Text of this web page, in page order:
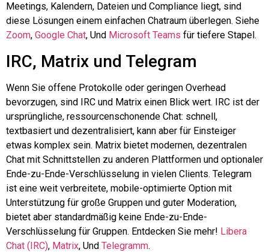
Meetings, Kalendern, Dateien und Compliance liegt, sind
diese Lösungen einem einfachen Chatraum überlegen. Siehe
Zoom, Google Chat, Und Microsoft Teams für tiefere Stapel.
IRC, Matrix und Telegram
Wenn Sie offene Protokolle oder geringen Overhead
bevorzugen, sind IRC und Matrix einen Blick wert. IRC ist der
ursprüngliche, ressourcenschonende Chat: schnell,
textbasiert und dezentralisiert, kann aber für Einsteiger
etwas komplex sein. Matrix bietet modernen, dezentralen
Chat mit Schnittstellen zu anderen Plattformen und optionaler
Ende-zu-Ende-Verschlüsselung in vielen Clients. Telegram
ist eine weit verbreitete, mobile-optimierte Option mit
Unterstützung für große Gruppen und guter Moderation,
bietet aber standardmäßig keine Ende-zu-Ende-
Verschlüsselung für Gruppen. Entdecken Sie mehr! Libera
Chat (IRC), Matrix, Und Telegramm.